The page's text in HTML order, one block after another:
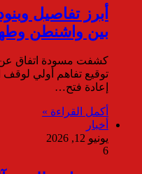
أبرز تفاصيل
بين واشنطن
كشفت مسودة اتفاق عن
توقيع تفاهم أولي لوقف
إعادة فتح…
أكمل القراءة »
أخبار
يونيو 12, 2026
6